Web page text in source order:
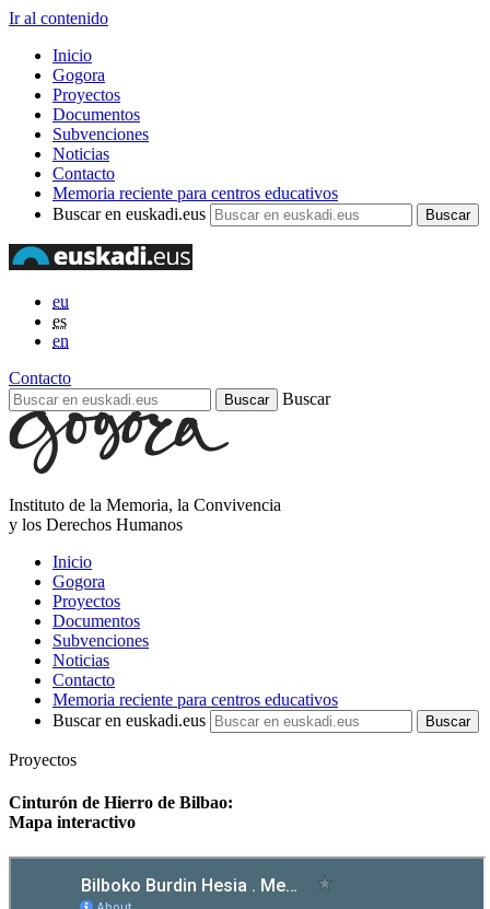
Ir al contenido
Inicio
Gogora
Proyectos
Documentos
Subvenciones
Noticias
Contacto
Memoria reciente para centros educativos
Buscar en euskadi.eus
eu
es
en
Contacto
Buscar
Instituto de la Memoria, la Convivencia
y los Derechos Humanos
Inicio
Gogora
Proyectos
Documentos
Subvenciones
Noticias
Contacto
Memoria reciente para centros educativos
Buscar en euskadi.eus
Proyectos
Cinturón de Hierro de Bilbao:
Mapa interactivo